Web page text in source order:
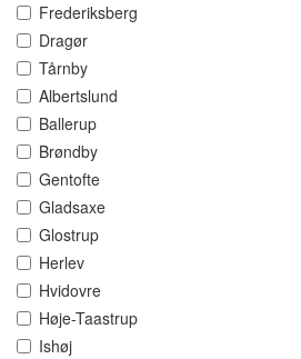
Frederiksberg
Dragør
Tårnby
Albertslund
Ballerup
Brøndby
Gentofte
Gladsaxe
Glostrup
Herlev
Hvidovre
Høje-Taastrup
Ishøj